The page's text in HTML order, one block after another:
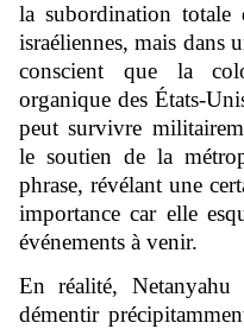
la subordination totale
israéliennes, mais dans
conscient que la
organique des États-
peut survivre
le soutien de la
phrase, révélant une
importance car elle
événements à venir.
En réalité,
démentir